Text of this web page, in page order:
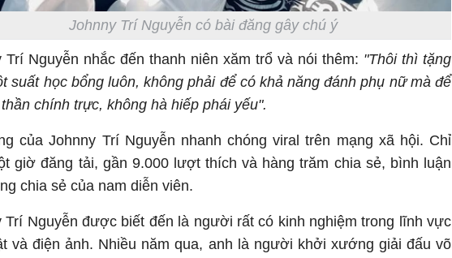
Johnny Trí Nguyễn có bài đăng gây chú ý
Trí Nguyễn nhắc đến thanh niên xăm trổ và nói thêm: "Thôi thì tặng
suất học bổng luôn, không phải để có khả năng đánh phụ nữ mà để
chính trực, không hà hiếp phái yếu".
của Johnny Trí Nguyễn nhanh chóng viral trên mạng xã hội. Chỉ
giờ đăng tải, gần 9.000 lượt thích và hàng trăm chia sẻ, bình luận
chia sẻ của nam diễn viên.
Trí Nguyễn được biết đến là người rất có kinh nghiệm trong lĩnh vực
và điện ảnh. Nhiều năm qua, anh là người khởi xướng giải đấu võ